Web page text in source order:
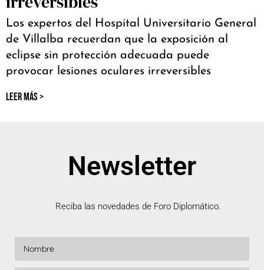
Los expertos del Hospital Universitario General
de Villalba recuerdan que la exposición al
eclipse sin protección adecuada puede
provocar lesiones oculares irreversibles
LEER MÁS >
Newsletter
Reciba las novedades de Foro Diplomático.